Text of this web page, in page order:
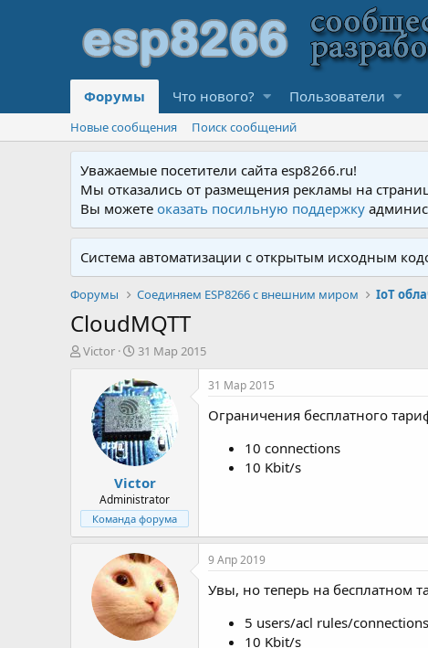
Форумы Что нового? Пользователи
Новые сообщения Поиск сообщений
Уважаемые посетители сайта esp8266.ru!
Мы отказались от размещения рекламы на
Вы можетеоказать посильную поддержку
Система автоматизации с открытым исходным
Форумы Соединяем ESP8266 с внешним миром IoT
CloudMQTT
А
Victor
Д
т
а
н
а
ч
а
л
а
31 Мар 2015
Victor
Administrator
Команда форума
31 Мар 2015
Ограничения бесплатного
10 connections
10 Kbit/s
9 Апр 2019
Увы, но теперь на бесплатном
5 users/acl rules/connections
10 Kbit/s